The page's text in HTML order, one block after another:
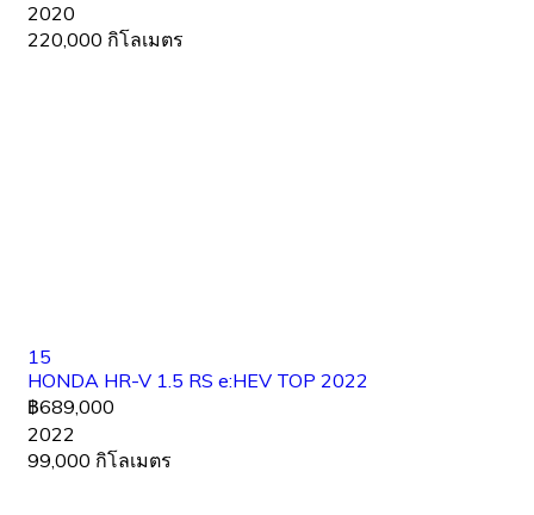
2020
220,000 กิโลเมตร
15
HONDA HR-V 1.5 RS e:HEV TOP 2022
฿689,000
2022
99,000 กิโลเมตร